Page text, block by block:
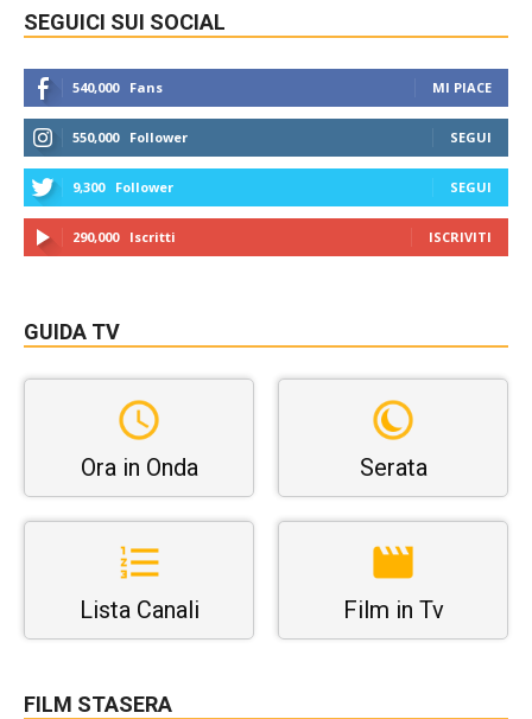
SEGUICI SUI SOCIAL
540,000 Fans MI PIACE
550,000 Follower SEGUI
9,300 Follower SEGUI
290,000 Iscritti ISCRIVITI
GUIDA TV
Ora in Onda Serata
Lista Canali Film in Tv
FILM STASERA